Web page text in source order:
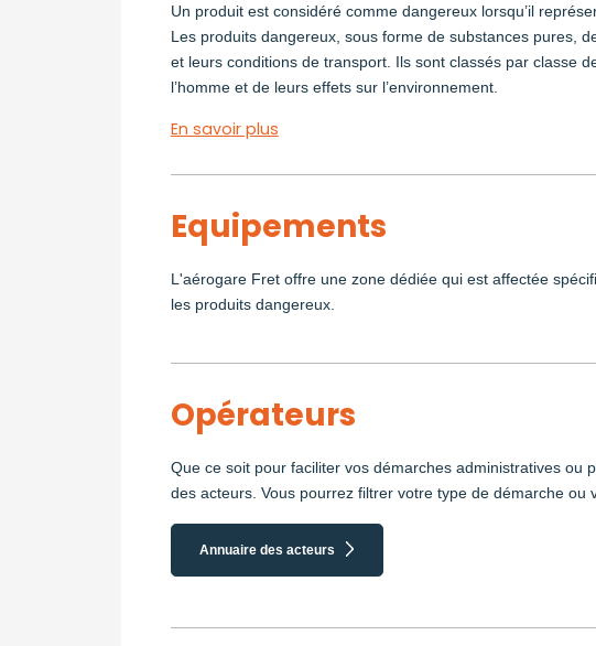
Un produit est considéré comme dangereux lorsqu’il
Les produits dangereux, sous forme de substances pures,
et leurs conditions de transport. Ils sont classés par classe
l’homme et de leurs effets sur l’environnement.
En savoir plus
Equipements
L'aérogare Fret offre une zone dédiée qui est affectée
les produits dangereux.
Opérateurs
Que ce soit pour faciliter vos démarches administratives ou
des acteurs. Vous pourrez filtrer votre type de démarche ou
Annuaire des acteurs